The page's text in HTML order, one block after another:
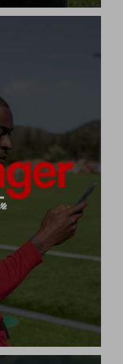
дъска в уеб и
и Apple Store) за
адаптирани към
дисциплини.
С него ще можете да
обяснявате
от Вселената Kimet.
Виж продукта